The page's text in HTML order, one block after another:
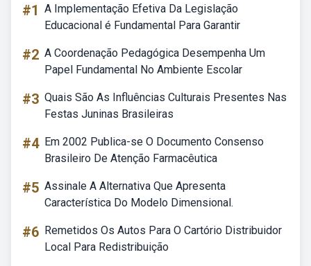
#1 A Implementação Efetiva Da Legislação
Educacional é Fundamental Para Garantir
#2 A Coordenação Pedagógica Desempenha Um
Papel Fundamental No Ambiente Escolar
#3 Quais São As Influências Culturais Presentes Nas
Festas Juninas Brasileiras
#4 Em 2002 Publica-se O Documento Consenso
Brasileiro De Atenção Farmacêutica
#5 Assinale A Alternativa Que Apresenta
Característica Do Modelo Dimensional.
#6 Remetidos Os Autos Para O Cartório Distribuidor
Local Para Redistribuição